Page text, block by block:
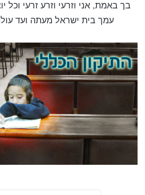
בך באמת, אני וזרעי וזרע זרעי וכל
עמך בית ישראל מעתה ועד